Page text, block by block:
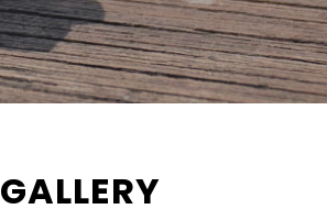
GALLERY